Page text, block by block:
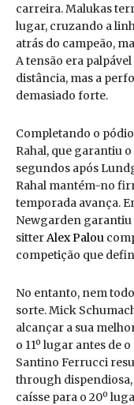
carreira. Malukas
lugar, cruzando a
atrás do campeão,
A tensão era
distância, mas a
demasiado forte.
Completando o
Rahal, que garantiu
segundos após
Rahal mantém-no
temporada avança.
Newgarden
sitterAlex Palou
competição que
No entanto, nem
sorte. Mick
alcançar a sua
o 11º lugar antes de
Santino Ferrucci
through
caísse para o 20º